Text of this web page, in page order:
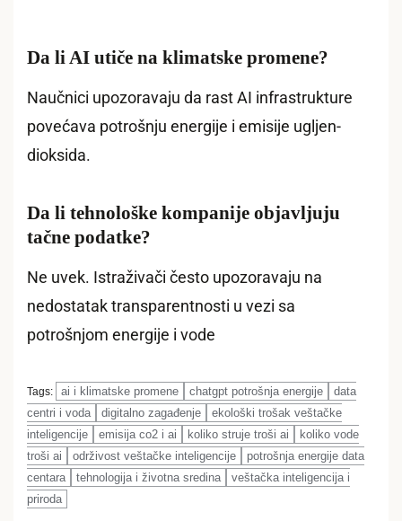
Da li AI utiče na klimatske promene?
Naučnici upozoravaju da rast AI infrastrukture
povećava potrošnju energije i emisije ugljen-
dioksida.
Da li tehnološke kompanije objavljuju
tačne podatke?
Ne uvek. Istraživači često upozoravaju na
nedostatak transparentnosti u vezi sa
potrošnjom energije i vode
Tags: ai i klimatske promene chatgpt potrošnja energije
data
centri i voda
digitalno zagađenje
ekološki trošak veštačke
inteligencije
emisija co2 i ai koliko struje troši ai
koliko vode
troši ai
održivost veštačke inteligencije
potrošnja energije data
centara
tehnologija i životna sredina
veštačka inteligencija i
priroda